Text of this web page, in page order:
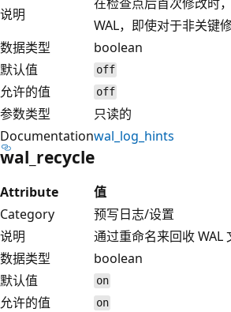
说明
WAL，即使对于非关键
数据类型
boolean
默认值
off
允许的值 off
参数类型
只读的
Documentationwal_log_hints
wal_recycle
Attribute
值
Category
预写日志/设置
说明
通过重命名来回收 WAL
数据类型
boolean
默认值
on
允许的值 on